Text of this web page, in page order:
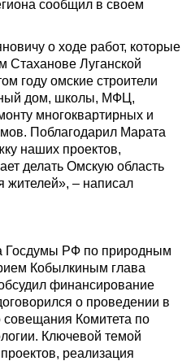
сообщил в своем
о ходе работ, которые
Луганской
году омские строители
дом, школы, МФЦ,
многоквартирных и
Поблагодарил Марата
наших проектов,
делать Омскую область
– написал
Госдумы РФ по природным
Кобылкиным глава
финансирование
о проведении в
совещания Комитета по
Ключевой темой
реализация